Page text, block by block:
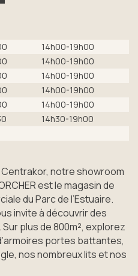
14h00-19h00
14h00-19h00
14h00-19h00
14h00-19h00
14h00-19h00
14h30-19h00
notre showroom
est le magasin de
du Parc de l’Estuaire.
invite à découvrir des
plus de 800m², explorez
portes battantes,
nos nombreux lits et nos